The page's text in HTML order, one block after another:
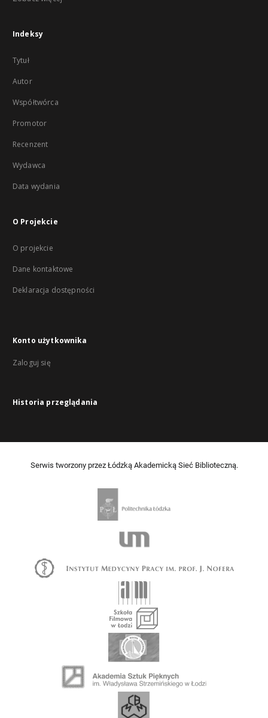
Indeksy
Tytuł
Autor
Współtwórca
Promotor
Recenzent
Wydawca
Data wydania
O Projekcie
O projekcie
Dane kontaktowe
Deklaracja dostępności
Konto użytkownika
Zaloguj się
Historia przeglądania
Serwis tworzony przez Łódzką Akademicką Sieć Biblioteczną.